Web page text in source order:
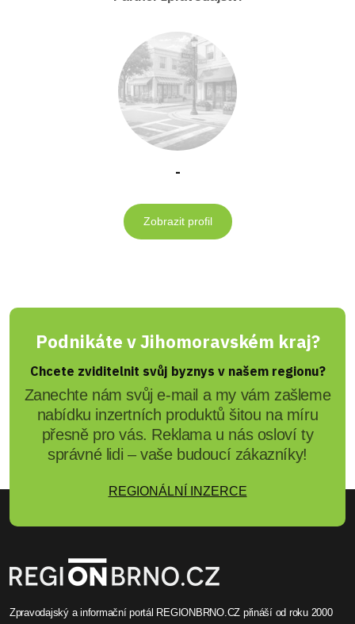
-
Zobrazit profil
Podnikáte v Jihomoravském kraj?
Chcete zviditelnit svůj byznys v našem regionu?
Zanechte nám svůj e-mail a my vám zašleme
nabídku inzertních produktů šitou na míru
přesně pro vás. Reklama u nás osloví ty
správné lidi – vaše budoucí zákazníky!
REGIONÁLNÍ INZERCE
Zpravodajský a informační portál REGIONBRNO.CZ přináší od roku 2000